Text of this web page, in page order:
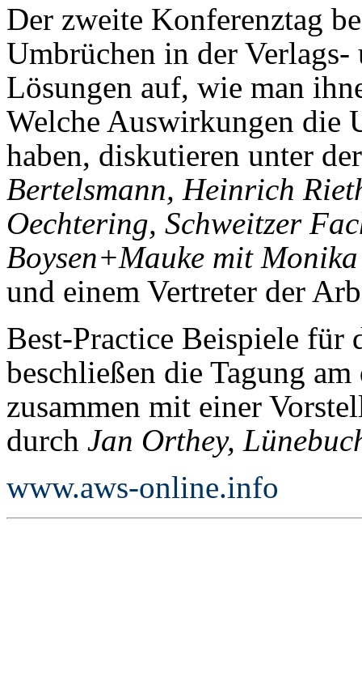
Der zweite Konferenztag
Umbrüchen in der
Lösungen auf, wie man
Welche Auswirkungen die
haben, diskutieren unter
Bertelsmann, Heinrich
Oechtering, Schweitzer
Boysen+Mauke mit
und einem Vertreter der
Best-Practice Beispiele für
beschließen die Tagung
zusammen mit einer
durch Jan Orthey,
www.aws-online.info